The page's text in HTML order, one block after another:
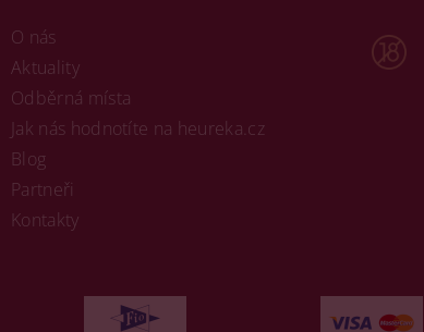
O nás
Aktuality
Odběrná místa
Jak nás hodnotíte na heureka.cz
Blog
Partneři
Kontakty